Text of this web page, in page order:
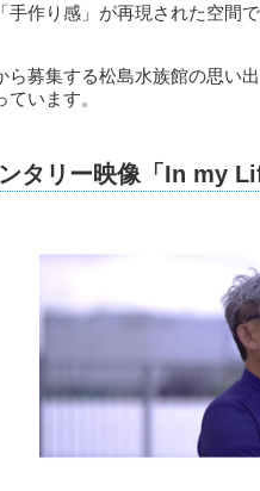
手作り感」が再現された空間
ら募集する松島水族館の思い
います。
タリー映像「In my